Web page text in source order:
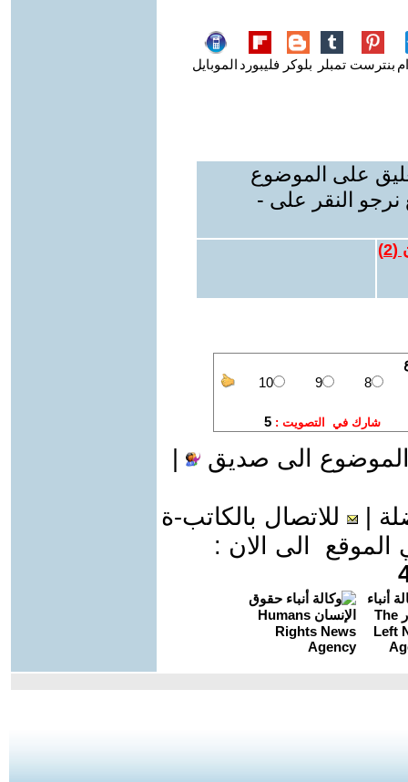
بنترست تمبلر بلوكر فليبورد الموبايل
على الموضوع
نرجو النقر على -
(
2
)
الى صديق
للاتصال بالكاتب-ة
الى الان :